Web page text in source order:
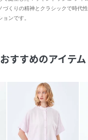
づくりの精神とクラシックで時代
ンです。
おすすめのアイテム